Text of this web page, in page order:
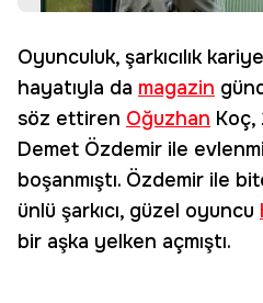
Oyunculuk, şarkıcılık
hayatıyla da magazin
söz ettiren Oğuzhan Koç,
Demet Özdemir ile
boşanmıştı. Özdemir ile
ünlü şarkıcı, güzel oyuncu
bir aşka yelken açmıştı.